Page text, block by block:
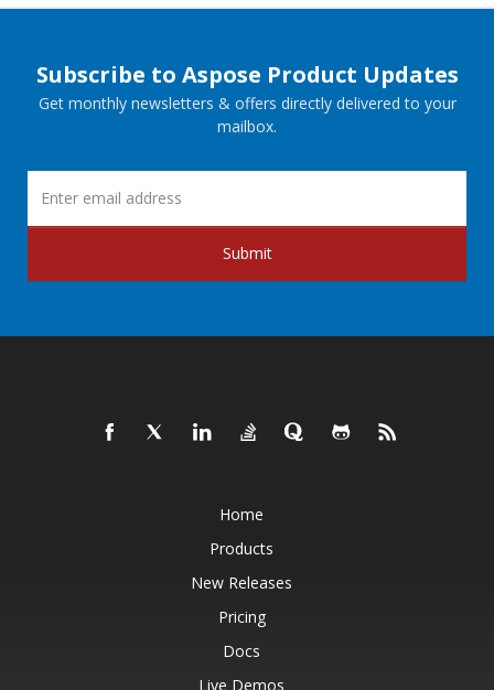
Subscribe to Aspose Product Updates
Get monthly newsletters & offers directly delivered to your
mailbox.
Submit
Home
Products
New Releases
Pricing
Docs
Live Demos